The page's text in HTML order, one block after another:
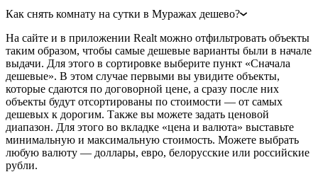
Как снять комнату на сутки в Муражах дешево?
На сайте и в приложении Realt можно отфильтровать объекты
таким образом, чтобы самые дешевые варианты были в начале
выдачи. Для этого в сортировке выберите пункт «Сначала
дешевые». В этом случае первыми вы увидите объекты,
которые сдаются по договорной цене, а сразу после них
объекты будут отсортированы по стоимости — от самых
дешевых к дорогим. Также вы можете задать ценовой
диапазон. Для этого во вкладке «цена и валюта» выставьте
минимальную и максимальную стоимость. Можете выбрать
любую валюту — доллары, евро, белорусские или российские
рубли.